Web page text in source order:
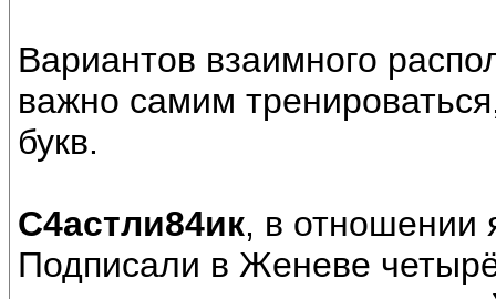
Вариантов взаимного
важно самим
букв.
С4астли84ик, в отношении
Подписали в Женеве